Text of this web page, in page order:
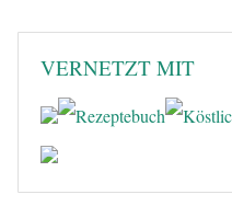
VERNETZT MIT